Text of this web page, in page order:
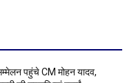
पहुंचे CM मोहन यादव,